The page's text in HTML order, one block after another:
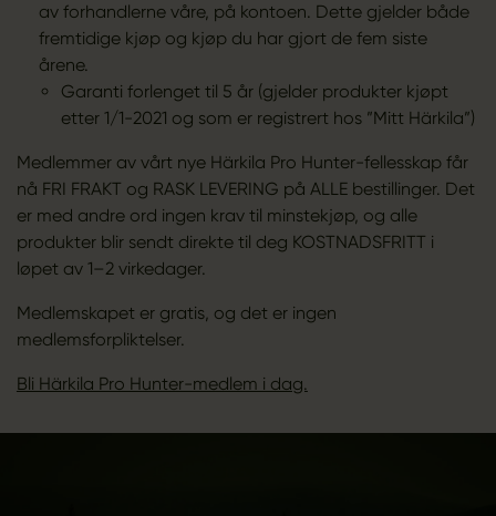
av forhandlerne våre, på kontoen. Dette gjelder både
fremtidige kjøp og kjøp du har gjort de fem siste
årene.
Garanti forlenget til 5 år (gjelder produkter kjøpt
etter 1/1-2021 og som er registrert hos ”Mitt Härkila”)
Medlemmer av vårt nye Härkila Pro Hunter-fellesskap får
nå FRI FRAKT og RASK LEVERING på ALLE bestillinger. Det
er med andre ord ingen krav til minstekjøp, og alle
produkter blir sendt direkte til deg KOSTNADSFRITT i
løpet av 1–2 virkedager.
Medlemskapet er gratis, og det er ingen
medlemsforpliktelser.
Bli Härkila Pro Hunter-medlem i dag.